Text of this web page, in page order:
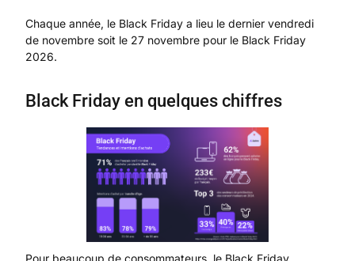
Chaque année, le Black Friday a lieu le dernier vendredi
de novembre soit le 27 novembre pour le Black Friday
2026.
Black Friday en quelques chiffres